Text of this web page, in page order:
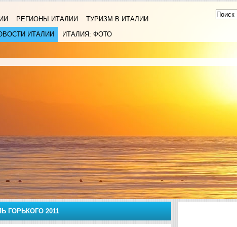
РЕГИОНЫ ИТАЛИИ
ТУРИЗМ В ИТАЛИИ
ИТАЛИИ ИТАЛИЯ: ФОТО
ГОРЬКОГО 2011